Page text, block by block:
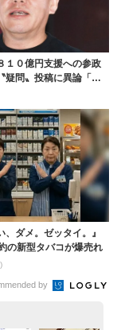
１０億円支援への参政
疑問〟投稿に異論「中
、ダメ。ゼッタイ。』
の新型タバコが爆売れ
by